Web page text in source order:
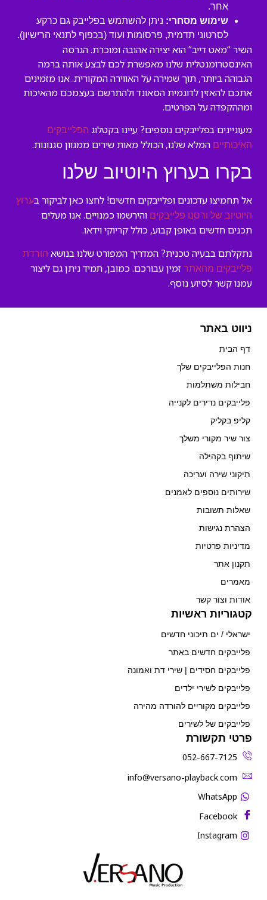
אחר.
שימוש מסחרי: ניתן להשתמש בפלייבק גם כרקע
לסרטוני תדמית, פרסומות ועוד (בכפוף לתנאי הרישיון).
השיר “מאט דייב” הוא יצירה אהובה ומוכרת. הגרסה
האינסטרומנטלית שלנו מאפשרת לכם לבצע אותה ברמה
הגבוהה ביותר, תוך שמירה על האווירה המקורית. אנו מזמינים
אתכם להאזין לדוגמית הסאונד ולהתרשם בעצמכם מהאיכות
ומההקפדה על הפרטים.
מעוניינים בפלייבקים נוספים? עיינו בקטלוג הפלייבקים
האיכותיים המלא שלנו, הכולל מאות שירים ממגוון סגנונות.
בקרו בערוץ היוטיוב שלנו
אל תחמיצו עדכונים ופלייבקים חדשים! לחצו כאן לביקור בערוץ
היוטיוב של ורסנו פלייבקים והירשמו כמנויים. אנו מעלים
תכנים חדשים באופן קבוע, כולל קריוקי וידאו.
נתקלתם בבעיה טכנית? המדריך המפורט שלנו בנושא הורדת
פלייבקים מהאתר זמין עבורכם. כמובן, תמיד ניתן גם ליצור
עמנו קשר לסיוע נוסף.
ניווט באתר
דף הבית
חנות הפלייבקים שלך
חבילות משתלמות
פלייבקים נדירים לקנייה
קליפ בקליק
צור שיר מקורי משלך
שיתוף בקהילה
תיקוני שירה ועריכה
שירותים נוספים לאמנים
שאלות תשובות
הצהרת נגישות
מדיניות פרטיות
תקנון אתר
מאמרים
אודות וצור קשר
קטגוריות ראשיות
ישראלי / ים תיכוני חדשים
פלייבקים חדשים באתר
פלייבקים חסידים | שירי דת ואמונה
פלייבקים לשירי ילדים
פלייבקים מקוריים להורדה מהירה
פלייבקים של לשירים
פרטי תקשורת
052-667-7125
‫info@versano-playback.com‬
WhatsApp
Facebook
Instagram